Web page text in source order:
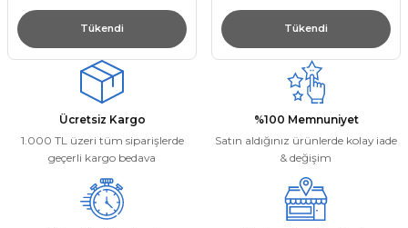
Tükendi Tükendi
Ücretsiz Kargo
1.000 TL üzeri tüm siparişlerde
geçerli kargo bedava
%100 Memnuniyet
Satın aldığınız ürünlerde kolay iade
& değişim